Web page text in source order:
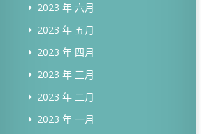
2023 年 六月
2023 年 五月
2023 年 四月
2023 年 三月
2023 年 二月
2023 年 一月